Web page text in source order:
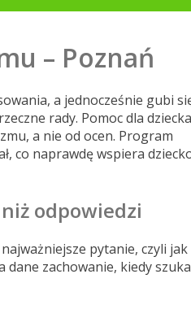
– Poznań
a jednocześnie gubi
rady. Pomoc dla
a nie od ocen. Program
co naprawdę wspiera
odpowiedzi
pytanie, czyli jak
zachowanie, kiedy